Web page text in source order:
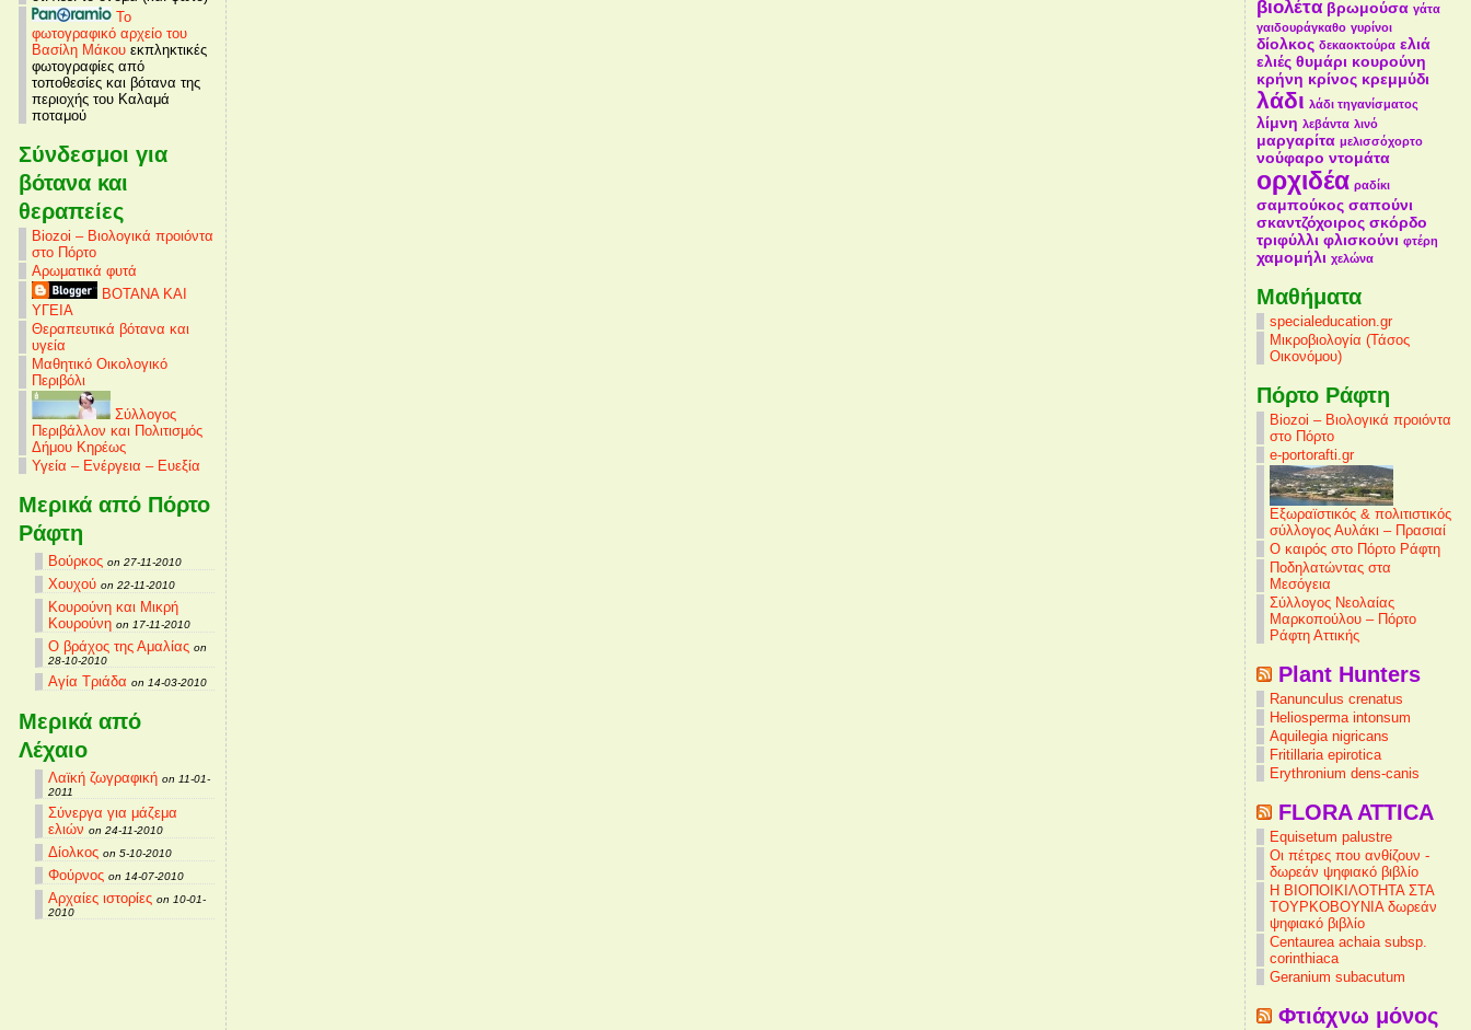
Το
φωτογραφικό αρχείο του
Βασίλη Μάκουεκπληκτικές
φωτογραφίες από
τοποθεσίες και βότανα της
περιοχής του Καλαμά
ποταμού
Σύνδεσμοι για
βότανα και
θεραπείες
Biozoi – Βιολογικά προιόντα
στο Πόρτο
Αρωματικά φυτά
ΒΟΤΑΝΑ ΚΑΙ
ΥΓΕΙΑ
Θεραπευτικά βότανα και
υγεία
Μαθητικό Οικολογικό
Περιβόλι
Σύλλογος
Περιβάλλον και Πολιτισμός
Δήμου Κηρέως
Υγεία – Ενέργεια – Ευεξία
Μερικά από Πόρτο
Ράφτη
Βούρκος on 27-11-2010
Χουχού on 22-11-2010
Κουρούνη και Μικρή
Κουρούνη on 17-11-2010
Ο βράχος της Αμαλίας on
28-10-2010
Αγία Τριάδα on 14-03-2010
Μερικά από
Λέχαιο
Λαϊκή ζωγραφική on 11-01-
2011
Σύνεργα για μάζεμα
ελιών on 24-11-2010
Δίολκος on 5-10-2010
Φούρνος on 14-07-2010
Αρχαίες ιστορίες on 10-01-
2010
βιολέτα βρωμούσα γάτα
γαιδουράγκαθο γυρίνοι
δίολκος δεκαοκτούρα ελιά
ελιές θυμάρι κουρούνη
κρήνη κρίνος κρεμμύδι
λάδι λάδι τηγανίσματος
λίμνη λεβάντα λινό
μαργαρίτα μελισσόχορτο
νούφαρο ντομάτα
ορχιδέα ραδίκι
σαμπούκος σαπούνι
σκαντζόχοιρος σκόρδο
τριφύλλι φλισκούνι φτέρη
χαμομήλι χελώνα
Mαθήματα
specialeducation.gr
Μικροβιολογία (Τάσος
Οικονόμου)
Πόρτο Ράφτη
Biozoi – Βιολογικά προιόντα
στο Πόρτο
e-portorafti.gr
Εξωραϊστικός & πολιτιστικός
σύλλογος Αυλάκι – Πρασιαί
Ο καιρός στο Πόρτο Ράφτη
Ποδηλατώντας στα
Μεσόγεια
Σύλλογος Νεολαίας
Μαρκοπούλου – Πόρτο
Ράφτη Αττικής
Plant Hunters
Ranunculus crenatus
Heliosperma intonsum
Aquilegia nigricans
Fritillaria epirotica
Erythronium dens-canis
FLORA ATTICA
Equisetum palustre
Οι πέτρες που ανθίζουν -
δωρεάν ψηφιακό βιβλίο
Η ΒΙΟΠΟΙΚΙΛΟΤΗΤΑ ΣΤΑ
ΤΟΥΡΚΟΒΟΥΝΙΑ δωρεάν
ψηφιακό βιβλίο
Centaurea achaia subsp.
corinthiaca
Geranium subacutum
Φτιάχνω μόνος